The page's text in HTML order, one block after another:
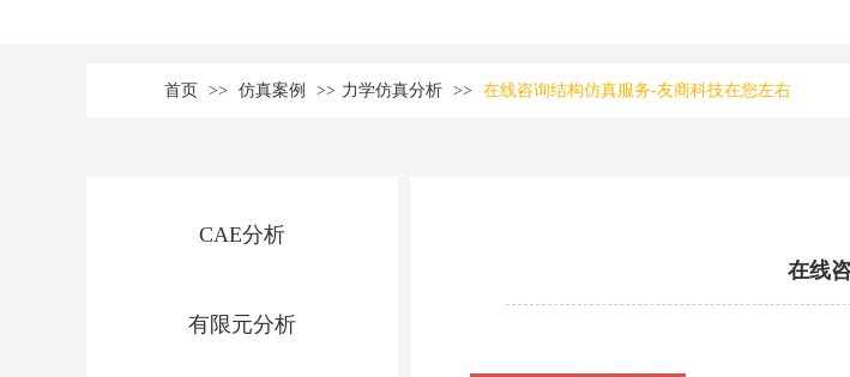
首页 >> 仿真案例 >> 力学仿真分析 >> 在线咨询结构仿真服务-友商科技在您左右
CAE分析
有限元分析
在线